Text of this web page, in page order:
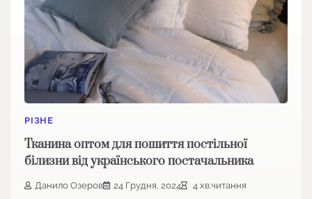
РІЗНЕ
Тканина оптом для пошиття постільної
білизни від українського постачальника
Данило Озеров 24 Грудня, 2024
4 хв.читання